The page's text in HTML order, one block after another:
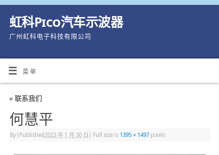
虹科Pico汽车示波器
广州虹科电子科技有限公司
菜单
«联系我们
何慧平
By| Published 2023 年 1 月 30 日 Full size is 1395 × 1497pixels